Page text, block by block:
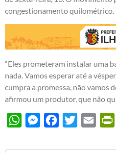
congestionamento quilométrico.
“Eles prometeram instalar uma
nada. Vamos esperar até a
cumpra a promessa, não vamos
afirmou um produtor, que não
WhatsAppMessengerFacebook
Twitter Email